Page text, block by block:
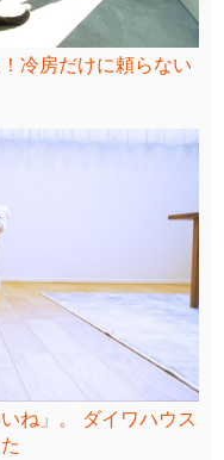
冷房だけに頼らない
ね」。 ダイワハウス